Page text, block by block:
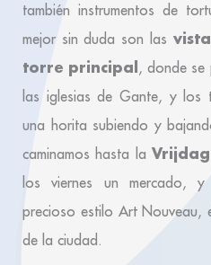
también instrumentos de
mejor sin duda son las
torre principal , donde se
las iglesias de Gante, y los
una horita subiendo y
caminamos hasta la
los viernes un mercado,
precioso estilo Art Nouveau,
de la ciudad.